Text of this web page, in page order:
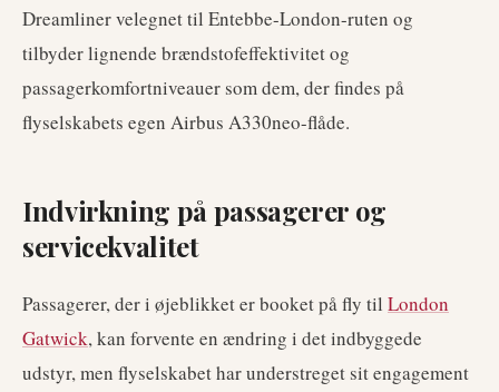
Dreamliner velegnet til Entebbe-London-ruten og
tilbyder lignende brændstofeffektivitet og
passagerkomfortniveauer som dem, der findes på
flyselskabets egen Airbus A330neo-flåde.
Indvirkning på passagerer og
servicekvalitet
Passagerer, der i øjeblikket er booket på fly til London
Gatwick, kan forvente en ændring i det indbyggede
udstyr, men flyselskabet har understreget sit engagement